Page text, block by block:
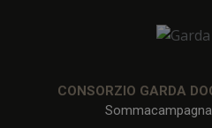
CONSORZIO GARDA